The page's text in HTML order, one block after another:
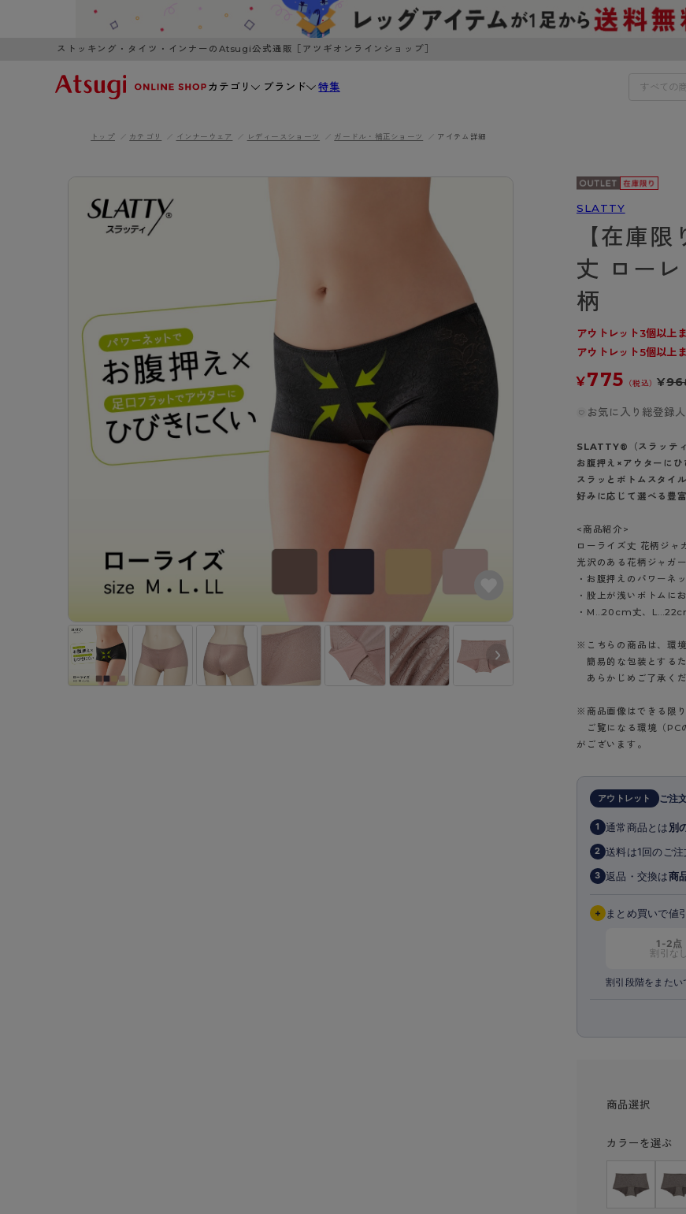
ストッキング・タイツ・インナーのAtsugi公式通販［アツギオンラインショップ］
カテゴリ
WOMEN MEN KIDS
カテゴリから探す
- 柄ストッキング
- ショート丈ストッキング
- 着圧ストッキング
- パンティ部レスストッキング
タイツ
- 無地タイツ
- 柄タイツ
- ひざ下丈タイツ
- ノンワイヤーブラ
ショーツ
- レギュラーショーツ
- サニタリーショーツ
- ガードル・補正ショーツ
肌着・インナー
- 長袖（七分袖以上）
- タンクトップ
- カップ付きインナー
ルームウェア・パジャマ
アクティブ・スポーツ
- スポーツブラ
- スポーツトップス
- スポーツボトムス
雑貨・小物
レッグウエア
ソックス・靴下
スニーカー丈・くるぶし丈ソックス
ハイソックス
ボクサー
トランクス
Tバック・ビキニ
肌着・インナー
ライフスタイルウェア
レッグウエア
タイツ
クルー・レギュラー丈ソックス
スニーカー丈・くるぶし丈ソックス
ハイソックス
ノンワイヤーブラ
ワイヤーブラ
スポーツブラ
ブランド
アスティーグ
フェイクタイツ hotto comfort Atsugi
スクールタイム みんなの、みんなの。 CLINICAL
特集
3,980円以上のご購入で送料無料
WOMEN
ストッキング
- 無地ストッキング
- 柄ストッキング
- ショート丈ストッキング
- 着圧ストッキング
- パンティ部レスストッキング
タイツ
ソックス・靴下
レギンス・スパッツ
インナーウェア
ブラジャー
- ノンワイヤーブラ
- ワイヤーブラ
- ブラトップ
ショーツ
- レギュラーショーツ
- 長袖（七分袖以上）
- タンクトップ
- カップ付きインナー
ライフスタイルウェア
ボトムス
トップス
ルームウェア・パジャマ
アクティブ・スポーツ
- スポーツブラ
レッグウエア
ソックス・靴下
クルー・レギュラー丈ソックス
スニーカー丈・くるぶし丈ソックス
ハイソックス
インナーウエア
メンズパンツ
ボクサー
トランクス
ライフスタイルウェア
ボトムス
レッグウエア
タイツ
ソックス・靴下
クルー・レギュラー丈ソックス
スニーカー丈・くるぶし丈ソックス
インナーウエア
ブラジャー
ノンワイヤーブラ
ワイヤーブラ
サニタリーショーツ
ボクサー
カテゴリ一覧へ
AZGI
クリアビューティアクティブ
スゴスト
フェイクタイツ
hotto comfort
Atsugi COLORS
スクールタイム
みんなの、みんなの。
CLINICAL
ハイジュニ
商品選びのお手伝い
お悩み別ガードル
私に似合う、ストッキン
はじめての方へ
よくある質問（FAQ）
お支払い方法について
配送方法について
返品・交換について
お問い合わせについて
トップ カテゴリ インナーウェア レディースショーツ ガードル・補正ショーツ アイテム詳細
SLATTY
【在庫
丈 ロー
柄
アウトレット3個以上
アウトレット5個以上
¥775 （税込） ¥
お気に入り総登録
SLATTY®（スラッティ
お腹押え×アウターにひ
スラッとボトムスタイ
好みに応じて選べる豊
<商品紹介>
ローライズ丈 花柄ジャ
光沢のある花柄ジャガ
・お腹押えのパワーネ
・股上が浅いボトムに
・M…20cm丈、
※こちらの商品は、環
簡易的な包装とする
あらかじめご了承くだ
※商品画像はできる限
ご覧になる環境（PC
がございます。
アウトレット ご注
1 通常商品とは別
2 送料は1回のご注
3 返品・交換は商
+ まとめ買いで値
1-2点
割引なし
割引段階をまたい
商品選択
カラーを選ぶ